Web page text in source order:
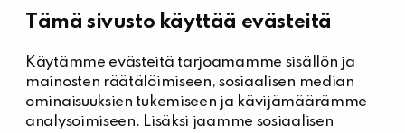
Tämä sivusto käyttää evästeitä
Käytämme evästeitä tarjoamamme sisällön ja
mainosten räätälöimiseen, sosiaalisen median
ominaisuuksien tukemiseen ja kävijämäärämme
analysoimiseen. Lisäksi jaamme sosiaalisen
Kiinteistöhuolto
Päivystysnumero, Kiinteistöässät
044 704 7632